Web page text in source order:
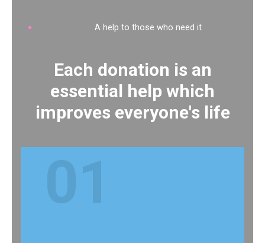
A help to those who need it
Each donation is an
essential help which
improves everyone's life
01